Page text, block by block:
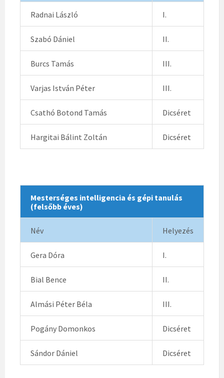
Radnai László I.
Szabó Dániel II.
Burcs Tamás III.
Varjas István Péter III.
Csathó Botond Tamás Dicséret
Hargitai Bálint Zoltán Dicséret
Mesterséges intelligencia és gépi tanulás
(felsőbb éves)
Név Helyezés
Gera Dóra I.
Bial Bence II.
Almási Péter Béla III.
Pogány Domonkos Dicséret
Sándor Dániel Dicséret